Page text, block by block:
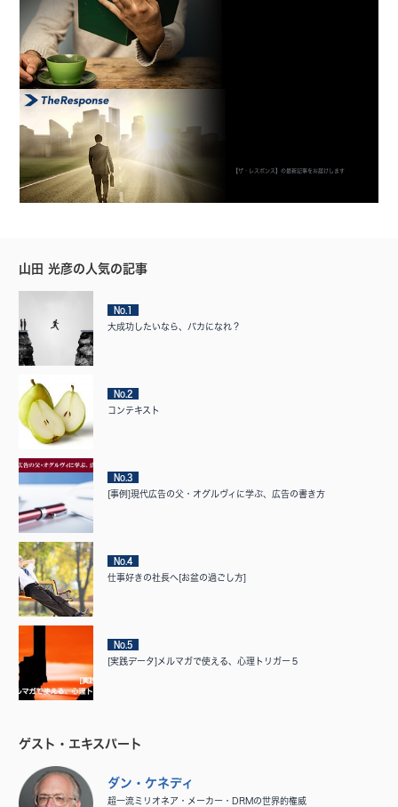
【ザ・レスポンス】の最新記事をお届けします
山田 光彦の人気の記事
No.1
大成功したいなら、バカになれ？
No.2
コンテキスト
No.3
[事例]現代広告の父・オグルヴィに学ぶ、広告の書き方
No.4
仕事好きの社長へ[お盆の過ごし方]
No.5
[実践データ]メルマガで使える、心理トリガー５
ゲスト・エキスパート
ダン・ケネディ
超一流ミリオネア・メーカー・DRMの世界的権威